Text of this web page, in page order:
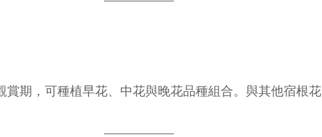
期，可種植早花、中花與晚花品種組合。與其他宿根